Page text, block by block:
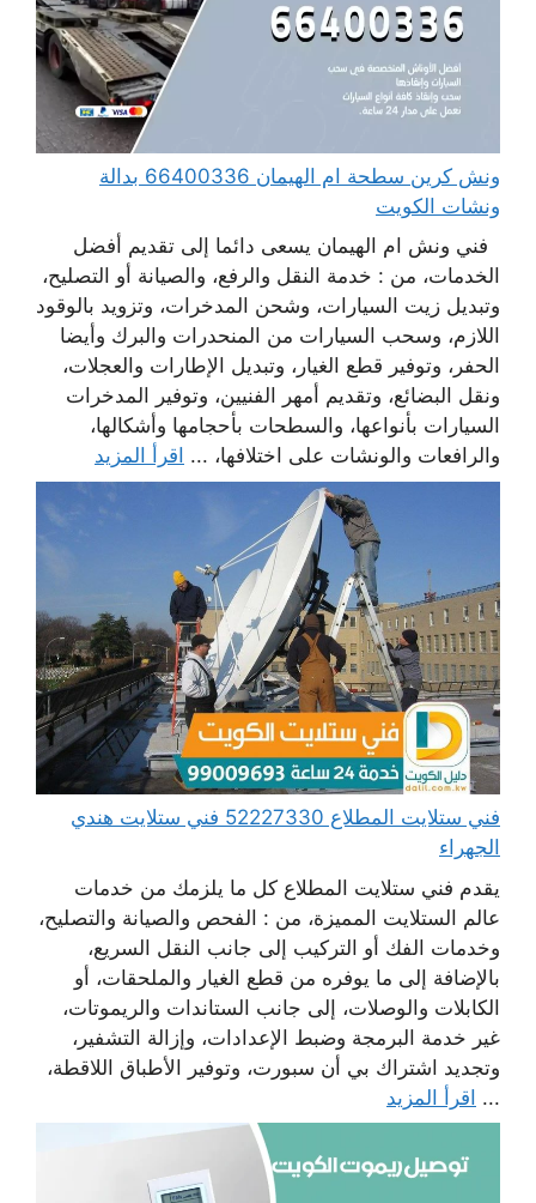
ونش كرين سطحة ام الهيمان 66400336 بدالة
ونشات الكويت
فني ونش ام الهيمان يسعى دائما إلى تقديم أفضل
الخدمات، من : خدمة النقل والرفع، والصيانة أو التصليح،
وتبديل زيت السيارات، وشحن المدخرات، وتزويد بالوقود
اللازم، وسحب السيارات من المنحدرات والبرك وأيضا
الحفر، وتوفير قطع الغيار، وتبديل الإطارات والعجلات،
ونقل البضائع، وتقديم أمهر الفنيين، وتوفير المدخرات
السيارات بأنواعها، والسطحات بأحجامها وأشكالها،
والرافعات والونشات على اختلافها، ... اقرأ المزيد
فني ستلايت المطلاع 52227330 فني ستلايت هندي
الجهراء
يقدم فني ستلايت المطلاع كل ما يلزمك من خدمات
عالم الستلايت المميزة، من : الفحص والصيانة والتصليح،
وخدمات الفك أو التركيب إلى جانب النقل السريع،
بالإضافة إلى ما يوفره من قطع الغيار والملحقات، أو
الكابلات والوصلات، إلى جانب الستاندات والريموتات،
غير خدمة البرمجة وضبط الإعدادات، وإزالة التشفير،
وتجديد اشتراك بي أن سبورت، وتوفير الأطباق اللاقطة،
... اقرأ المزيد